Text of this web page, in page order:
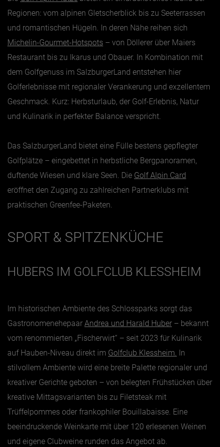
Regionen: vom alpinen Gletscherblick bis zu Seeterrassen
und romantischen Hügeln. In deren Nähe reihen sich
Michelin-Gourmet-Hotspots – von Döllerer über Maiers
Restaurant bis zu Ikarus und Obauer. In Kombination mit
dem Golfgenuss im SalzburgerLand entstehen hier
Golferlebnisse mit regionaler Verankerung und exzellentem
Geschmack. Kurz: Herbsturlaub, der Golf-Erlebnis, Natur
und Kulinarik in perfekter Balance verspricht.
Das SalzburgerLand bietet eine Fülle bestens gepflegter
Golfplätze – eingebettet in herbstliche Bergpanoramen,
duftende Wiesen und klare Seen. Die Golf Alpin Card
eröffnet den Zugang zu zahlreichen Partnerklubs mit
praktischen Greenfee-Paketen.
SPORT & SPITZENKÜCHE
HUBERS IM GOLFCLUB KLESSHEIM
Im historischen Ambiente des Schlossparks sorgt das
Gastronomenehepaar Andrea und Harald Huber – bekannt
vom renommierten „Fischerwirt“ – seit 2023 für Kulinarik
auf Hauben-Niveau direkt im Golfclub Klessheim. In
stilvollem Ambiente wird eine breite Palette regionaler und
kreativer Gerichte geboten – von belegten Frühstücken über
kreative Mittagsvarianten bis zu Filetsteak mit
Trüffelpommes oder frankophiler Bouillabaisse. Eine
beeindruckende Weinkarte mit über 120 erlesenen Weinen
und eigene Clubweine runden das Angebot ab.